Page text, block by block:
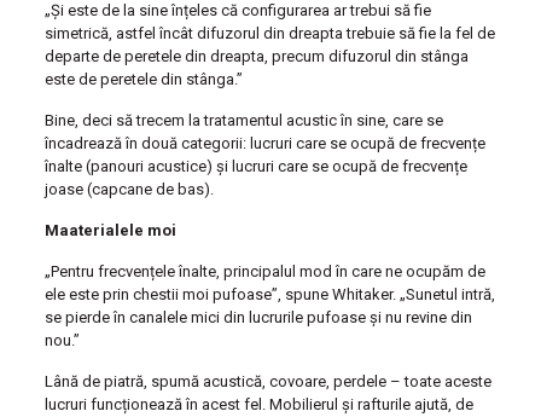
„Și este de la sine înțeles că configurarea ar trebui să fie
simetrică, astfel încât difuzorul din dreapta trebuie să fie la fel de
departe de peretele din dreapta, precum difuzorul din stânga
este de peretele din stânga.”
Bine, deci să trecem la tratamentul acustic în sine, care se
încadrează în două categorii: lucruri care se ocupă de frecvențe
înalte (panouri acustice) și lucruri care se ocupă de frecvențe
joase (capcane de bas).
Maaterialele moi
„Pentru frecvențele înalte, principalul mod în care ne ocupăm de
ele este prin chestii moi pufoase”, spune Whitaker. „Sunetul intră,
se pierde în canalele mici din lucrurile pufoase și nu revine din
nou.”
Lână de piatră, spumă acustică, covoare, perdele – toate aceste
lucruri funcționează în acest fel. Mobilierul și rafturile ajută, de